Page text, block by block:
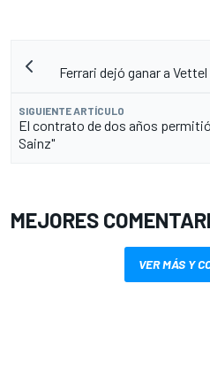
Ferrari dejó ganar a
SIGUIENTE ARTÍCULO
El contrato de dos años
Sainz"
MEJORES
VER MÁS Y